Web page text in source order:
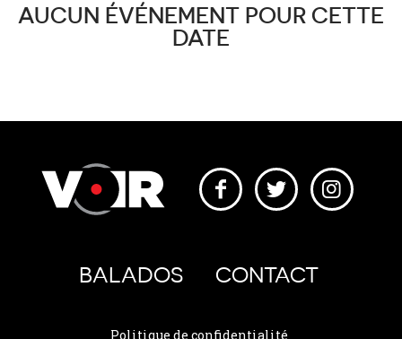
AUCUN ÉVÉNEMENT POUR CETTE
DATE
BALADOS CONTACT
Politique de confidentialité